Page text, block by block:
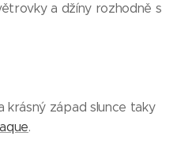
a džíny rozhodně s
krásný západ slunce taky
.